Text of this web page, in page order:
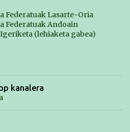
Federatuak Lasarte-Oria
Federatuak Andoain
(lehiaketa gabea)
kanalera